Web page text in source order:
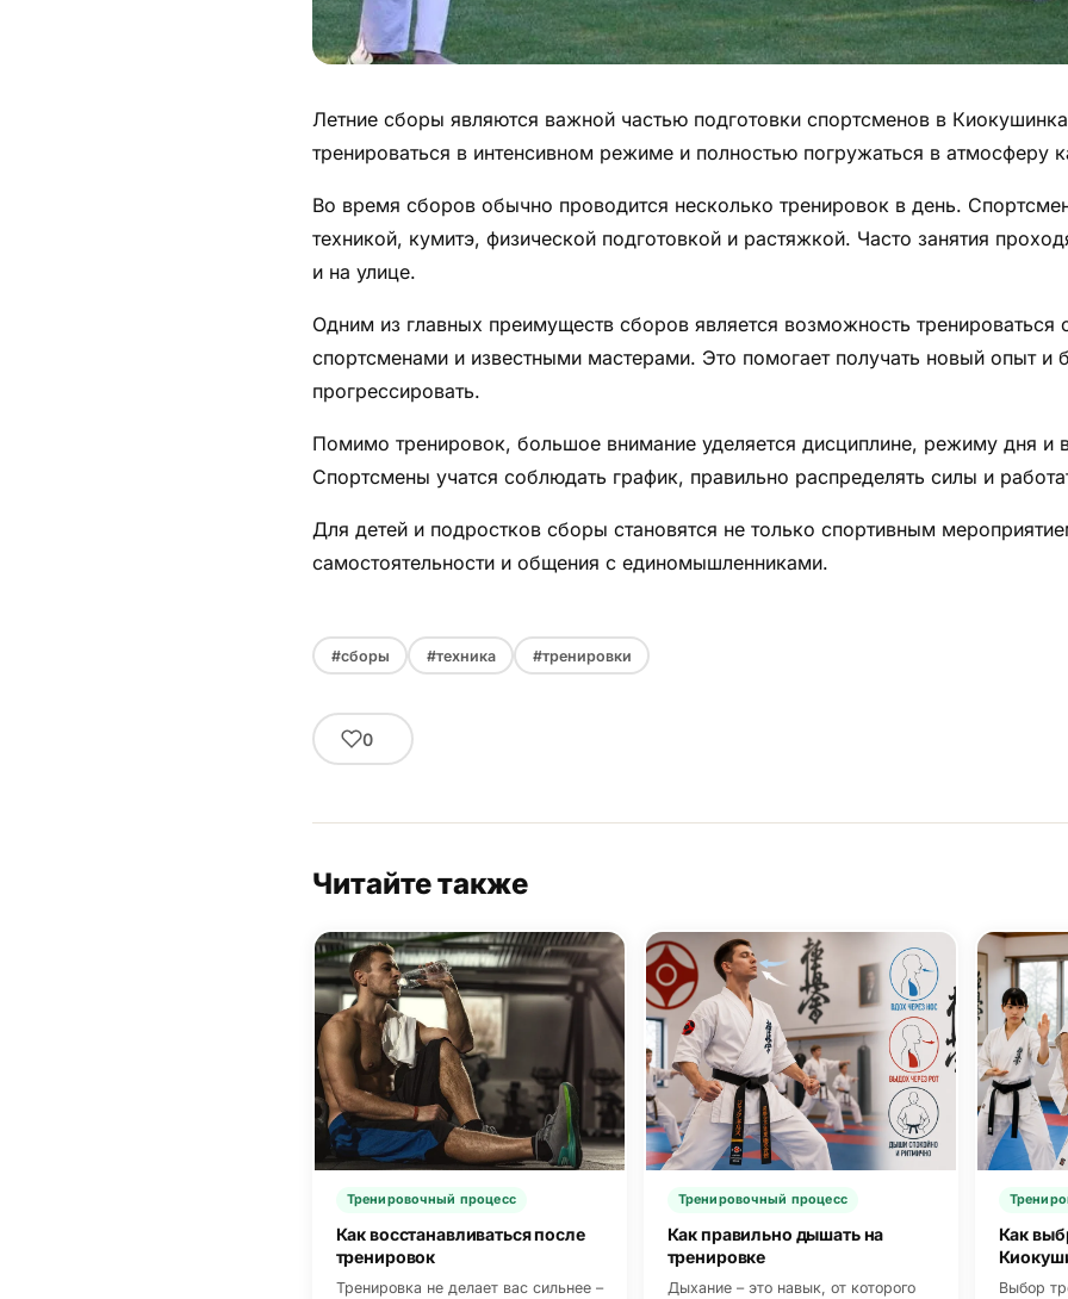
Летние сборы являются важной частью подготовки спортсменов в
тренироваться в интенсивном режиме и полностью погружаться в атмосферу
Во время сборов обычно проводится несколько тренировок в день.
техникой, кумитэ, физической подготовкой и растяжкой. Часто занятия
и на улице.
Одним из главных преимуществ сборов является возможность тренироваться
спортсменами и известными мастерами. Это помогает получать новый опыт и
прогрессировать.
Помимо тренировок, большое внимание уделяется дисциплине, режиму дня и
Спортсмены учатся соблюдать график, правильно распределять силы и
Для детей и подростков сборы становятся не только спортивным
самостоятельности и общения с единомышленниками.
#сборы #техника #тренировки
0
Читайте также
Тренировочный процесс
Как восстанавливаться после
тренировок
Тренировка не делает вас сильнее –
Тренировочный процесс
Как правильно дышать на
тренировке
Дыхание – это навык, от которого
Как
Выбор